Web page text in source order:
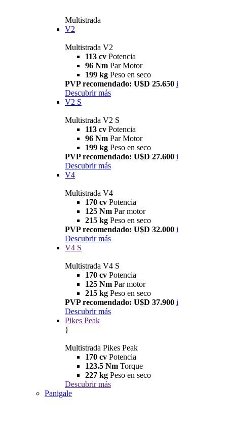
Multistrada
V2
Multistrada V2
113 cv Potencia
96 Nm Par Motor
199 kg Peso en seco
PVP recomendado: U$D 25.650 i
Descubrir más
V2 S
Multistrada V2 S
113 cv Potencia
96 Nm Par Motor
199 kg Peso en seco
PVP recomendado: U$D 27.600 i
Descubrir más
V4
Multistrada V4
170 cv Potencia
125 Nm Par motor
215 kg Peso en seco
PVP recomendado: U$D 32.000 i
Descubrir más
V4 S
Multistrada V4 S
170 cv Potencia
125 Nm Par motor
215 kg Peso en seco
PVP recomendado: U$D 37.900 i
Descubrir más
Pikes Peak
}
Multistrada Pikes Peak
170 cv Potencia
123.5 Nm Torque
227 kg Peso en seco
Descubrir más
Panigale